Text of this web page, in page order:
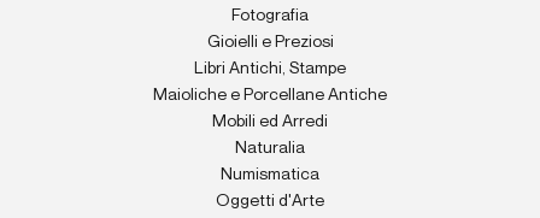
Fotografia
Gioielli e Preziosi
Libri Antichi, Stampe
Maioliche e Porcellane Antiche
Mobili ed Arredi
Naturalia
Numismatica
Oggetti d'Arte